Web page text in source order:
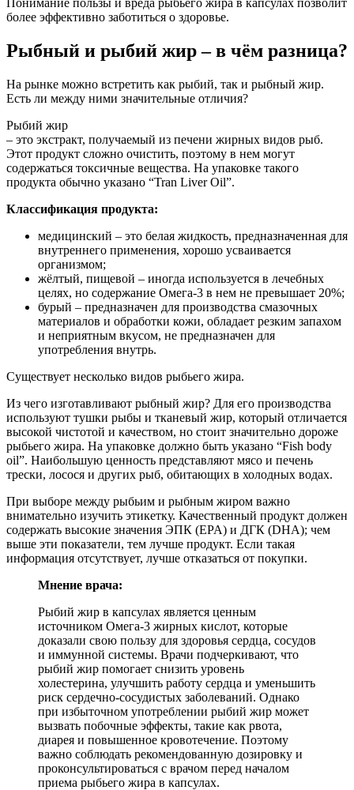
более эффективно заботиться о здоровье.
Рыбный и рыбий жир – в чём разница?
На рынке можно встретить как рыбий, так и рыбный жир.
Есть ли между ними значительные отличия?
Рыбий жир
– это экстракт, получаемый из печени жирных видов рыб.
Этот продукт сложно очистить, поэтому в нем могут
содержаться токсичные вещества. На упаковке такого
продукта обычно указано “Tran Liver Oil”.
Классификация продукта:
медицинский – это белая жидкость, предназначенная для
внутреннего применения, хорошо усваивается
организмом;
жёлтый, пищевой – иногда используется в лечебных
целях, но содержание Омега-3 в нем не превышает 20%;
бурый – предназначен для производства смазочных
материалов и обработки кожи, обладает резким запахом
и неприятным вкусом, не предназначен для
употребления внутрь.
Существует несколько видов рыбьего жира.
Из чего изготавливают рыбный жир? Для его производства
используют тушки рыбы и тканевый жир, который отличается
высокой чистотой и качеством, но стоит значительно дороже
рыбьего жира. На упаковке должно быть указано “Fish body
oil”. Наибольшую ценность представляют мясо и печень
трески, лосося и других рыб, обитающих в холодных водах.
При выборе между рыбьим и рыбным жиром важно
внимательно изучить этикетку. Качественный продукт должен
содержать высокие значения ЭПК (EPA) и ДГК (DHA); чем
выше эти показатели, тем лучше продукт. Если такая
информация отсутствует, лучше отказаться от покупки.
Мнение врача:
Рыбий жир в капсулах является ценным
источником Омега-3 жирных кислот, которые
доказали свою пользу для здоровья сердца, сосудов
и иммунной системы. Врачи подчеркивают, что
рыбий жир помогает снизить уровень
холестерина, улучшить работу сердца и уменьшить
риск сердечно-сосудистых заболеваний. Однако
при избыточном употреблении рыбий жир может
вызвать побочные эффекты, такие как рвота,
диарея и повышенное кровотечение. Поэтому
важно соблюдать рекомендованную дозировку и
проконсультироваться с врачом перед началом
приема рыбьего жира в капсулах.